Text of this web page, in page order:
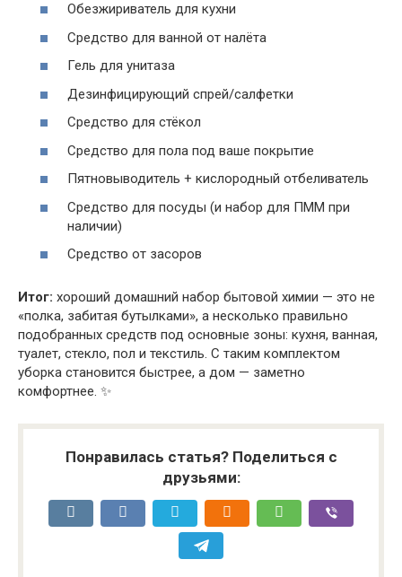
Обезжириватель для кухни
Средство для ванной от налёта
Гель для унитаза
Дезинфицирующий спрей/салфетки
Средство для стёкол
Средство для пола под ваше покрытие
Пятновыводитель + кислородный отбеливатель
Средство для посуды (и набор для ПММ при
наличии)
Средство от засоров
Итог: хороший домашний набор бытовой химии — это не
«полка, забитая бутылками», а несколько правильно
подобранных средств под основные зоны: кухня, ванная,
туалет, стекло, пол и текстиль. С таким комплектом
уборка становится быстрее, а дом — заметно
комфортнее. ✨
Понравилась статья? Поделиться с
друзьями: